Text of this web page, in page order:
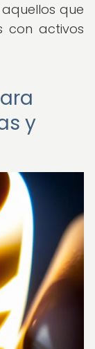
que
con activos
y